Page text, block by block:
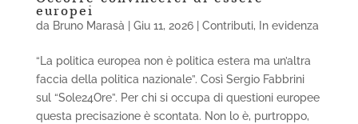
europei
da Bruno Marasà| Giu 11, 2026| Contributi, In evidenza
“La politica europea non è politica estera ma un’altra
faccia della politica nazionale”. Così Sergio Fabbrini
sul “Sole24Ore”. Per chi si occupa di questioni europee
questa precisazione è scontata. Non lo è, purtroppo,